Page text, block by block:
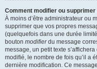
Comment modifier ou supprimer
À moins d’être administrateur ou
supprimer que vos propres
(quelquefois dans une durée
bouton modifierdu message
message, un petit texte
modifié, le nombre de fois qu’il a
dernière modification. Ce